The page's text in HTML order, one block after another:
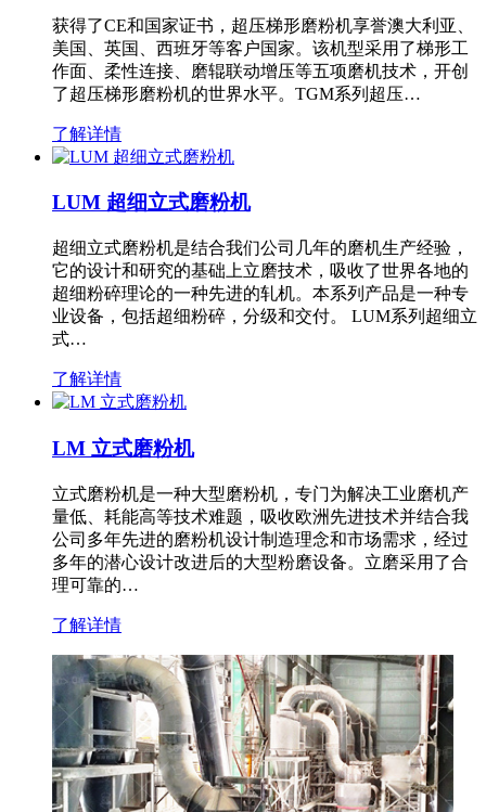
获得了CE和国家证书，超压梯形磨粉机享誉澳大利亚、
美国、英国、西班牙等客户国家。该机型采用了梯形工
作面、柔性连接、磨辊联动增压等五项磨机技术，开创
了超压梯形磨粉机的世界水平。TGM系列超压…
了解详情
LUM 超细立式磨粉机
超细立式磨粉机是结合我们公司几年的磨机生产经验，
它的设计和研究的基础上立磨技术，吸收了世界各地的
超细粉碎理论的一种先进的轧机。本系列产品是一种专
业设备，包括超细粉碎，分级和交付。 LUM系列超细立
式…
了解详情
LM 立式磨粉机
立式磨粉机是一种大型磨粉机，专门为解决工业磨机产
量低、耗能高等技术难题，吸收欧洲先进技术并结合我
公司多年先进的磨粉机设计制造理念和市场需求，经过
多年的潜心设计改进后的大型粉磨设备。立磨采用了合
理可靠的…
了解详情